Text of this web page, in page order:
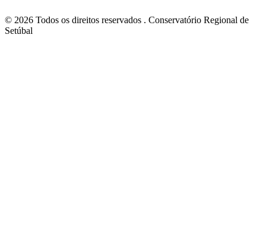
© 2026 Todos os direitos reservados . Conservatório Regional de
Setúbal